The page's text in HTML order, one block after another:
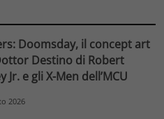
Doomsday, il concept art
Destino di Robert
Jr. e gli X-Men dell’MCU
2026